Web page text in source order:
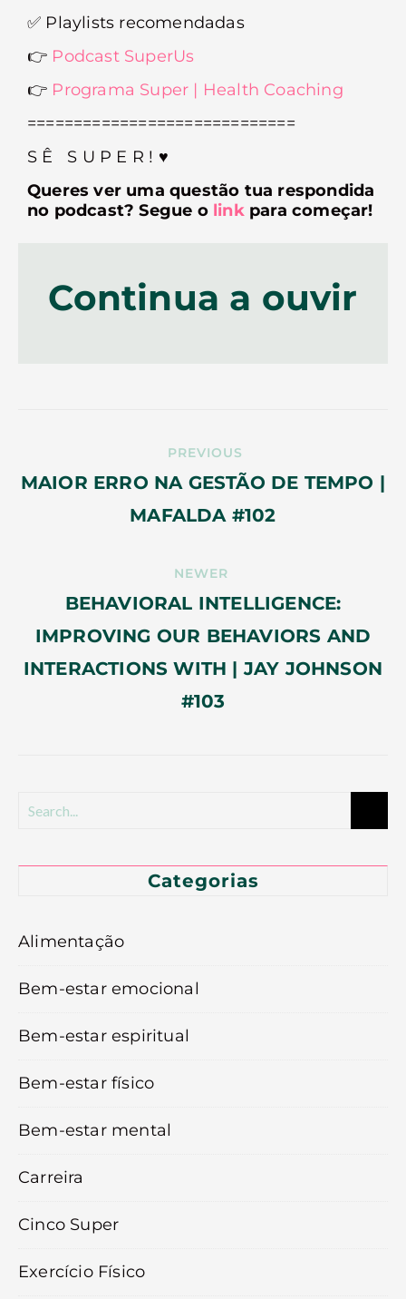
✅ Playlists recomendadas
👉 Podcast SuperUs
👉 Programa Super | Health Coaching
=============================
S Ê S U P E R ! ♥︎
Queres ver uma questão tua respondida
no podcast? Segue olinkpara começar!
Continua a ouvir
PREVIOUS
MAIOR ERRO NA GESTÃO DE TEMPO |
MAFALDA #102
NEWER
BEHAVIORAL INTELLIGENCE:
IMPROVING OUR BEHAVIORS AND
INTERACTIONS WITH | JAY JOHNSON
#103
Categorias
Alimentação
Bem-estar emocional
Bem-estar espiritual
Bem-estar físico
Bem-estar mental
Carreira
Cinco Super
Exercício Físico